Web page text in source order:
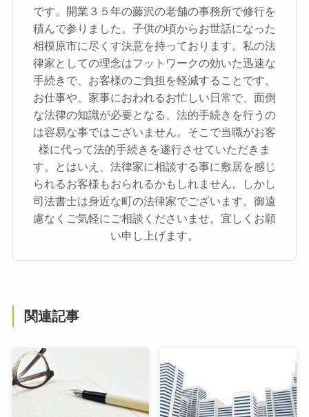
です。開業３５年の藤沢の老舗の事務所で修行を
積んで参りました。子供の頃からお世話になった
相模原市に尽くす決意を持っております。私の法
律家としての理念はフットワークの効いた迅速な
手続きで、お客様のご負担を軽減することです。
お仕事や、家事におわれるお忙しい日常で、面倒
な法律の知識が必要となる、法的手続きを行うの
は容易な事ではございません。そこで当職がお客
様に代って法的手続きを遂行させていただきま
す。とはいえ、法律家に相談する事に敷居を感じ
られるお客様もおられるかもしれません。しかし
司法書士は身近な町の法律家でございます。御遠
慮なくご気軽にご相談くださいませ。宜しくお願
い申し上げます。
関連記事